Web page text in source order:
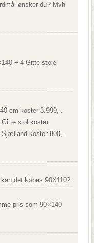
ønsker du? Mvh
+ 4 Gitte stole
cm koster 3.999,-.
stol koster
koster 800,-.
det købes 90X110?
pris som 90×140